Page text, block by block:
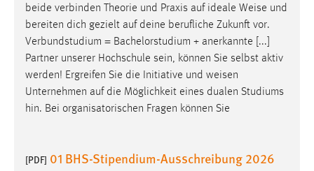
beide verbinden Theorie und Praxis auf ideale Weise und
bereiten dich gezielt auf deine berufliche Zukunft vor.
Verbundstudium = Bachelorstudium + anerkannte [...]
Partner unserer Hochschule sein, können Sie selbst aktiv
werden! Ergreifen Sie die Initiative und weisen
Unternehmen auf die Möglichkeit eines dualen Studiums
hin. Bei organisatorischen Fragen können Sie
[PDF] 01 BHS-Stipendium-Ausschreibung 2026